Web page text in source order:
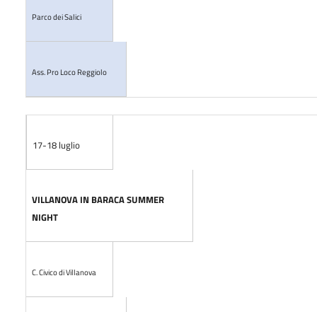
Parco dei Salici
Ass. Pro Loco Reggiolo
17-18 luglio
VILLANOVA IN BARACA SUMMER
NIGHT
C. Civico di Villanova